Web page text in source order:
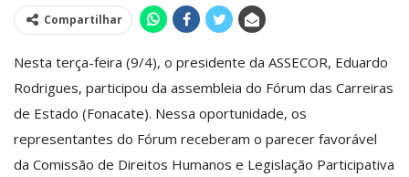
Compartilhar
Nesta terça-feira (9/4), o presidente da ASSECOR, Eduardo
Rodrigues, participou da assembleia do Fórum das Carreiras
de Estado (Fonacate). Nessa oportunidade, os
representantes do Fórum receberam o parecer favorável
da Comissão de Direitos Humanos e Legislação Participativa